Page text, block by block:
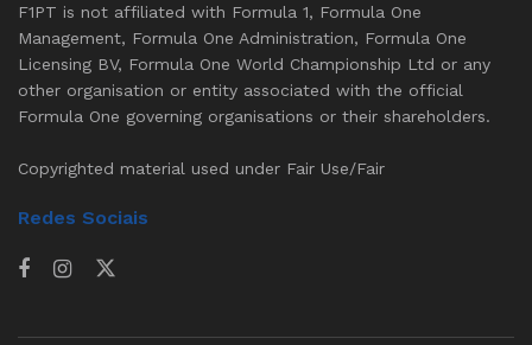
F1PT is not affiliated with Formula 1, Formula One
Management, Formula One Administration, Formula One
Licensing BV, Formula One World Championship Ltd or any
other organisation or entity associated with the official
Formula One governing organisations or their shareholders.
Copyrighted material used under Fair Use/Fair
Redes Sociais